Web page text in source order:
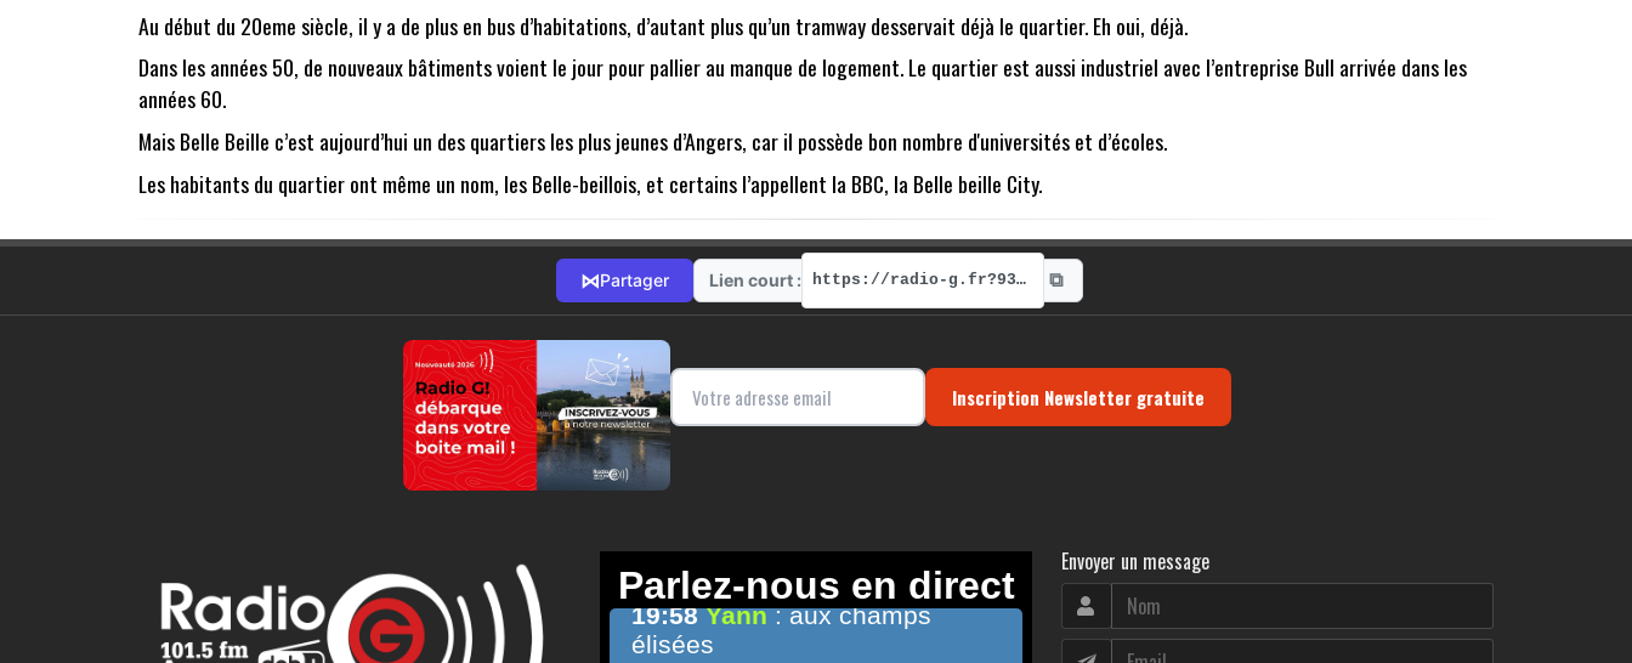
Au début du 20eme siècle, il y a de plus en bus d’habitations, d’autant plus qu’un tramway desservait déjà le quartier. Eh oui, déjà.
Dans les années 50, de nouveaux bâtiments voient le jour pour pallier au manque de logement. Le quartier est aussi industriel avec l’entreprise Bull arrivée dans les
années 60.
Mais Belle Beille c’est aujourd’hui un des quartiers les plus jeunes d’Angers, car il possède bon nombre d'universités et d’écoles.
Les habitants du quartier ont même un nom, les Belle-beillois, et certains l’appellent la BBC, la Belle beille City.
⋈Partager Lien court : https://radio-g.fr?9353 ⧉
Inscription Newsletter gratuite
Envoyer un message